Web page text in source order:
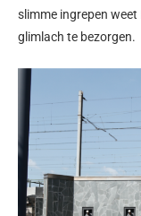
slimme ingrepen
glimlach te bezorgen.